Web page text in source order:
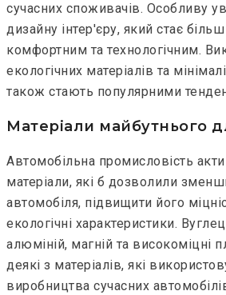
сучасних споживачів. Особливу
дизайну інтер'єру, який стає
комфортним та технологічним.
екологічних матеріалів та
також стають популярними
Матеріали майбутнього
Автомобільна промисловість
матеріали, які б дозволили
автомобіля, підвищити його
екологічні характеристики.
алюміній, магній та високоміцні
деякі з матеріалів, які
виробництва сучасних